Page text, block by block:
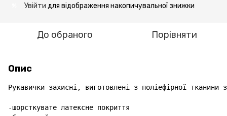
Увійти для відображення накопичувальної знижки
До обраного Порівняти
Опис
Рукавички захисні, виготовлені з поліефірної тканини
-шорсткувате латексне покриття